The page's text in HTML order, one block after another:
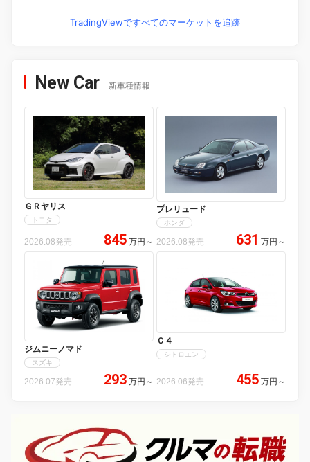
TradingViewですべてのマーケットを追跡
New Car 新車種情報
ＧＲヤリス
トヨタ
2026.08発売 845 万円 ～
プレリュード
ホンダ
2026.08発売 631 万円 ～
ジムニーノマド
スズキ
2026.07発売 293 万円 ～
Ｃ４
シトロエン
2026.06発売 455 万円 ～